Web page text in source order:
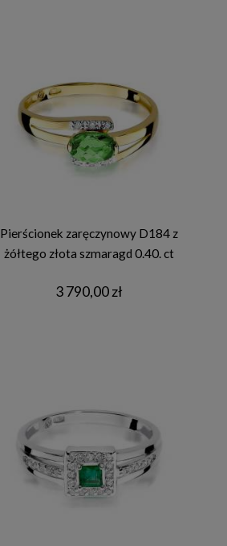
Pierścionek zaręczynowy D184 z
żółtego złota szmaragd 0.40. ct
3 790,00 zł